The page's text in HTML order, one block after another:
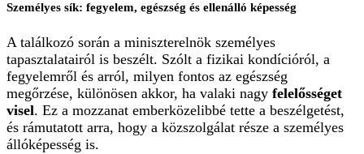
Személyes sík: fegyelem, egészség és ellenálló képesség
A találkozó során a miniszterelnök személyes
tapasztalatairól is beszélt. Szólt a fizikai kondícióról, a
fegyelemről és arról, milyen fontos az egészség
megőrzése, különösen akkor, ha valaki nagy felelősséget
visel. Ez a mozzanat emberközelibbé tette a beszélgetést,
és rámutatott arra, hogy a közszolgálat része a személyes
állóképesség is.